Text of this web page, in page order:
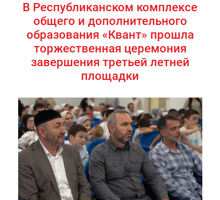
В Республиканском комплексе
общего и дополнительного
образования «Квант» прошла
торжественная церемония
завершения третьей летней
площадки